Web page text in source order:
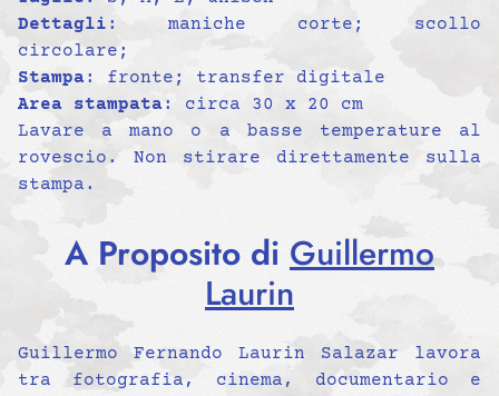
Dettagli : maniche corte; scollo
circolare;
Stampa: fronte; transfer digitale
Area stampata: circa 30 x 20 cm
Lavare a mano o a basse temperature al
rovescio. Non stirare direttamente sulla
stampa.
A Proposito di Guillermo
Laurin
Guillermo Fernando Laurin Salazar lavora
tra fotografia, cinema, documentario e